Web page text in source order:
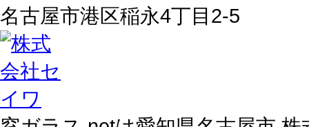
名古屋市港区稲永4丁目2-5